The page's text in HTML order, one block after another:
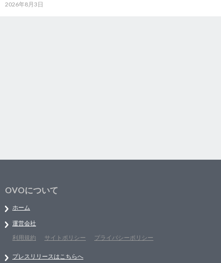
2026年8月3日
OVOについて
ホーム
運営会社
利用規約
サイトポリシー プライバシーポリシー
プレスリリースはこちらへ